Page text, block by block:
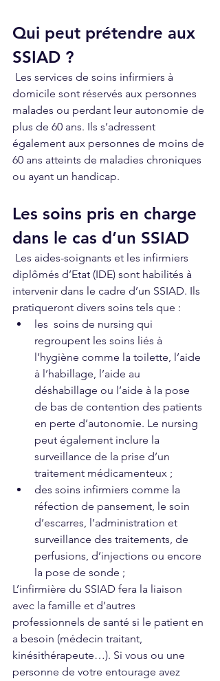
Qui peut prétendre aux
SSIAD ?
domicile sont réservés aux personnes
malades ou perdant leur autonomie de
plus de 60 ans. Ils s’adressent
également aux personnes de moins de
60 ans atteints de maladies chroniques
ou ayant un handicap.
Les soins pris en charge
dans le cas d’un SSIAD
diplômés d’Etat (IDE) sont habilités à
intervenir dans le cadre d’un SSIAD. Ils
pratiqueront divers soins tels que :
les  soins de nursing qui
regroupent les soins liés à
l’hygiène comme la toilette, l’aide
à l’habillage, l’aide au
déshabillage ou l’aide à la pose
de bas de contention des patients
en perte d’autonomie. Le nursing
peut également inclure la
surveillance de la prise d’un
traitement médicamenteux ;
des soins infirmiers comme la
réfection de pansement, le soin
d’escarres, l’administration et
surveillance des traitements, de
perfusions, d’injections ou encore
la pose de sonde ;
L’infirmière du SSIAD fera la liaison
avec la famille et d’autres
professionnels de santé si le patient en
a besoin (médecin traitant,
kinésithérapeute…). Si vous ou une
personne de votre entourage avez